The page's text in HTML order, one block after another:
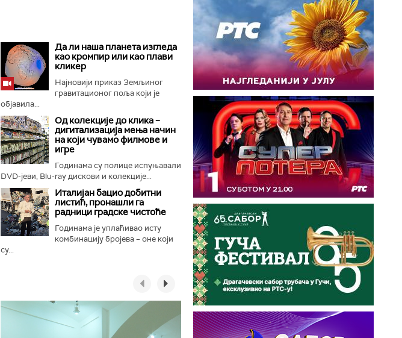
Да ли наша планета изгледа
као кромпир или као плави
кликер
Најновији приказ Земљиног
гравитационог поља који је
објавила...
Од колекције до клика –
дигитализација мења начин
на који чувамо филмове и
игре
Годинама су полице испуњавали
DVD-јеви, Blu-ray дискови и колекције...
Италијан бацио добитни
листић, пронашли га
радници градске чистоће
Годинама је уплаћивао исту
комбинацију бројева – оне који
су...